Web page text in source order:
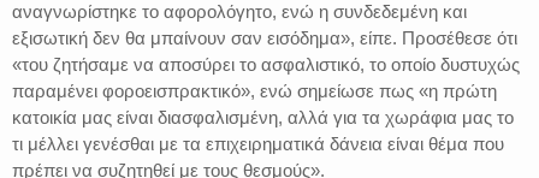
αναγνωρίστηκε το αφορολόγητο, ενώ η συνδεδεμένη και
εξισωτική δεν θα μπαίνουν σαν εισόδημα», είπε. Προσέθεσε ότι
«του ζητήσαμε να αποσύρει το ασφαλιστικό, το οποίο δυστυχώς
παραμένει φοροεισπρακτικό», ενώ σημείωσε πως «η πρώτη
κατοικία μας είναι διασφαλισμένη, αλλά για τα χωράφια μας το
τι μέλλει γενέσθαι με τα επιχειρηματικά δάνεια είναι θέμα που
πρέπει να συζητηθεί με τους θεσμούς».